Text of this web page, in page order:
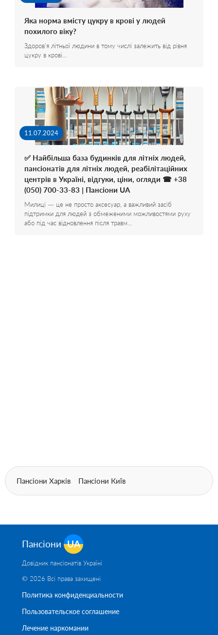
Яка норма вмісту цукру в крові у людей
похилого віку?
Здоров'я літньої людини в тому числі залежить від рівня
цукру в крові…
11.07.2024
✅ Найбільша база будинків для літніх людей,
пансіонатів для літніх людей, реабілітаційних
центрів в Україні, відгуки, ціни, огляди ☎ +38
(050) 700-33-83 | Пансіони UA
Милиці — це не просто аксесуар, а важливий засіб
підтримки для людей з обмеженими можливостями руху
або під час відновлення після травм…
Пансіони Харків Пансіони Київ
Пансіони UA
Довідник пансіонатів Україні
© 2026 Всі права захищені
Политика конфиденциальности
Пользовательское соглашение
Лечение наркомании